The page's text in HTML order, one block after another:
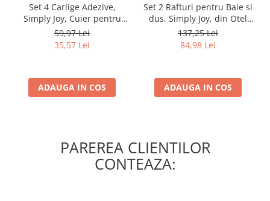
Set 4 Carlige Adezive,
Simply Joy, Cuier pentru
Prosoape din Otel
Inoxidabil, Montare Usoara
fara Gaurire, Rezistent la
Baie, Bucatarie, Usa
59,97 Lei
35,57 Lei
ADAUGA IN COS
Set 2 Rafturi pentru Baie si
dus, Simply Joy, din Otel
Inoxidabil, cu Montarea
Usoara si fara Gaurire, 32 X
12 x 6 cm, Negru
137,25 Lei
84,98 Lei
ADAUGA IN COS
PAREREA CLIENTILOR
CONTEAZA: